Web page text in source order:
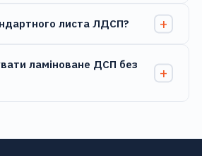
листа ЛДСП?
ламіноване ДСП без